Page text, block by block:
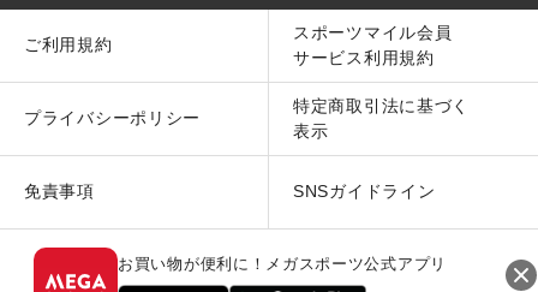
ご利用規約
スポーツマイル会員
サービス利用規約
プライバシーポリシー
特定商取引法に基づく
表示
免責事項 SNSガイドライン
お買い物が便利に！メガスポーツ公式アプリ